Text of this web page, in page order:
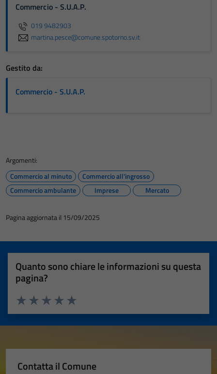
Commercio - S.U.A.P.
019 9482903
martina.pesce@comune.spotorno.sv.it
Gestito da:
Commercio - S.U.A.P.
Argomenti:
Commercio al minuto
Commercio all'ingrosso
Commercio ambulante
Imprese Mercato
Pagina aggiornata il 15/09/2025
Quanto sono chiare le informazioni su questa
pagina?
Valuta 5 stelle su 5
Valuta 4 stelle su 5
Valuta 3 stelle su 5
Valuta 2 stelle su 5
Valuta 1 stelle su 5
Contatta il Comune